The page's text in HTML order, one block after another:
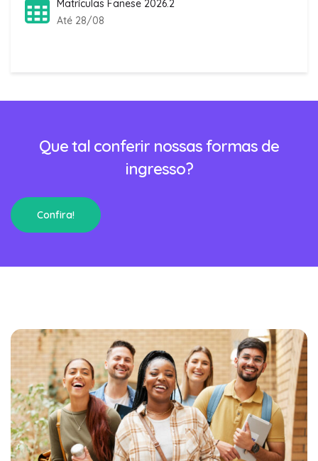
Matrículas Fanese 2026.2
Até 28/08
Que tal conferir nossas formas de
ingresso?
Confira!